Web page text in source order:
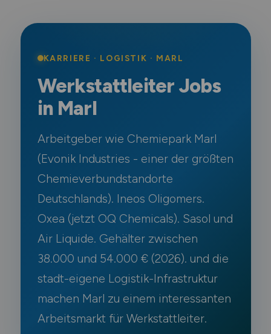
KARRIERE · LOGISTIK · MARL
Werkstattleiter Jobs
in Marl
Arbeitgeber wie Chemiepark Marl
(Evonik Industries - einer der größten
Chemieverbundstandorte
Deutschlands). Ineos Oligomers.
Oxea (jetzt OQ Chemicals). Sasol und
Air Liquide. Gehälter zwischen
38.000 und 54.000 € (2026). und die
stadt-eigene Logistik-Infrastruktur
machen Marl zu einem interessanten
Arbeitsmarkt für Werkstattleiter.